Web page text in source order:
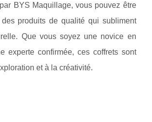
BYS Maquillage, vous pouvez être
produits de qualité qui subliment
Que vous soyez une novice en
experte confirmée, ces coffrets sont
et à la créativité.